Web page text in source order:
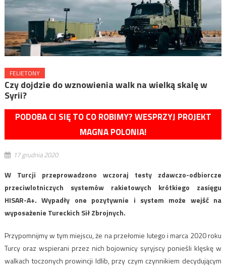
FELIETONY
Czy dojdzie do wznowienia walk na wielką skalę w
Syrii?
PODOBA CI SIĘ TO CO ROBIMY? WESPRZYJ PROJEKT
MAGNA POLONIA!
17 grudnia 2020
W Turcji przeprowadzono wczoraj testy zdawczo-odbiorcze
przeciwlotniczych systemów rakietowych krótkiego zasięgu
HISAR-A+. Wypadły one pozytywnie i system może wejść na
wyposażenie Tureckich Sił Zbrojnych.
Przypomnijmy w tym miejscu, że na przełomie lutego i marca 2020 roku
Turcy oraz wspierani przez nich bojownicy syryjscy ponieśli klęskę w
walkach toczonych prowincji Idlib, przy czym czynnikiem decydującym